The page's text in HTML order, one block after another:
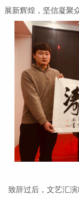
展新辉煌，坚信凝聚
致辞过后，文艺汇